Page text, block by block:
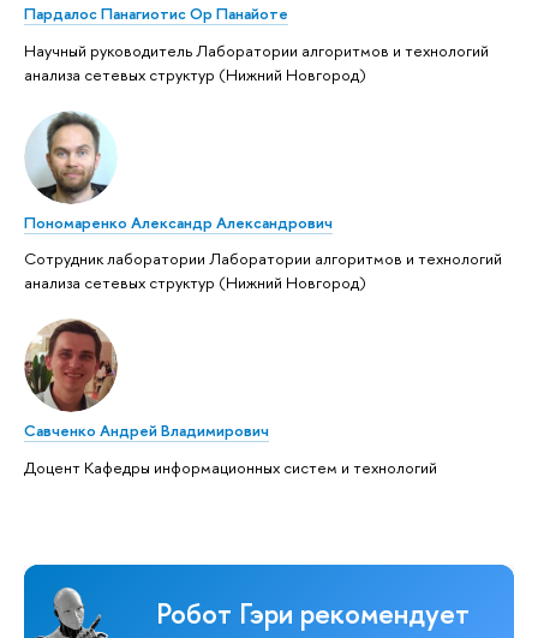
Пардалос Панагиотис Ор Панайоте
Научный руководитель Лаборатории алгоритмов и технологий
анализа сетевых структур (Нижний Новгород)
Пономаренко Александр Александрович
Сотрудник лаборатории Лаборатории алгоритмов и технологий
анализа сетевых структур (Нижний Новгород)
Савченко Андрей Владимирович
Доцент Кафедры информационных систем и технологий
Робот Гэри рекомендует